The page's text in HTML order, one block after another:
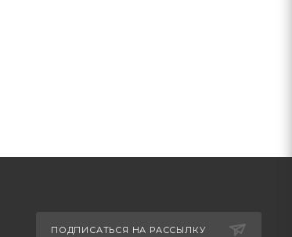
ПОДПИСАТЬСЯ НА РАССЫЛКУ